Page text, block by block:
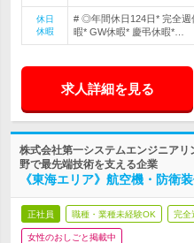
休日
休暇
# ◎年間休日124日* 完全週
暇* GW休暇* 慶弔休暇*…
求人詳細を見る
株式会社第一システムエンジニア
野で最先端技術を支える企業
《東海エリア》航空機・防衛
正社員 職種・業種未経験OK 完全
女性のおしごと掲載中